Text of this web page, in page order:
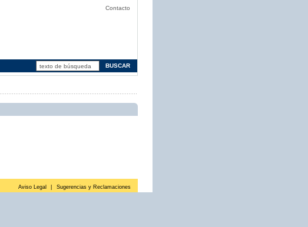
Contacto
Aviso Legal Sugerencias y Reclamaciones